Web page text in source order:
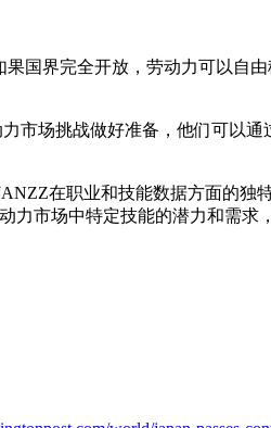
国界完全开放，劳动力可以自
市场挑战做好准备，他们可以通
在职业和技能数据方面的独
力市场中特定技能的潜力和需求